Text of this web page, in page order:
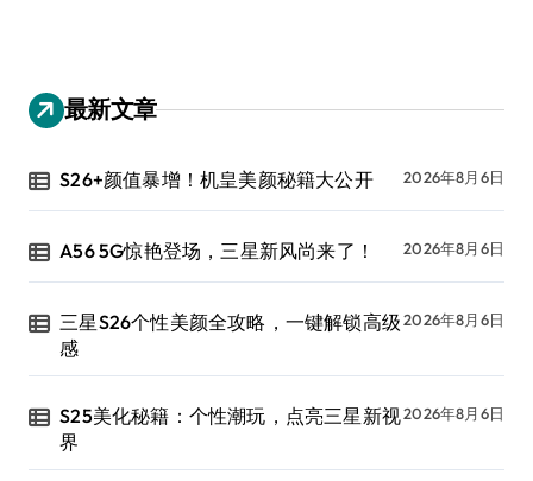
最新文章
S26+颜值暴增！机皇美颜秘籍大公开 2026年8月6日
A56 5G惊艳登场，三星新风尚来了！ 2026年8月6日
三星S26个性美颜全攻略，一键解锁高级
感
2026年8月6日
S25美化秘籍：个性潮玩，点亮三星新视
界
2026年8月6日